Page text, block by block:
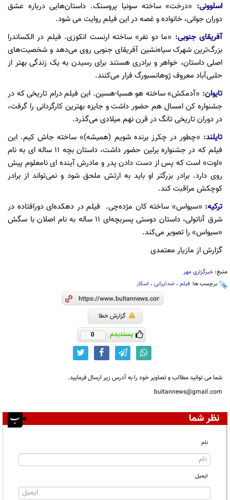
اسلوونی: «درخت» ساخته سونیا پروسنک. داستان‌هایی درباره عشق
دوران جوانی، خانواده و غصه در این فیلم روایت می شود.
آفریقای جنوبی: «ما دو نفر» ساخته ارنست انکوزی. فیلم در الکساندرا
بزرگ‌ترین شهرک سیاه‌نشین آفریقای جنوبی روی می‌دهد و شخصیت‌های
اصلی داستان، خواهر و برادری هستند برای رسیدن به یک زندگی بهتر از
حلبی‌آباد معروف ژوهانسبورگ فرار می‌کنند.
تایوان: «آدمکش» ساخته هو هسیا-هسین. این فیلم درام تاریخی که در
جشنواره کن امسال هم حضور داشت و جایزه بهترین کارگردانی را گرفت،
در دوران تاریخی تانگ در قرن نهم میلادی می‌گذرد.
تایلند: «چطور در چکرز برنده شویم (همیشه)» ساخته جاش کیم. این
فیلم که در جشنواره برلین حضور داشت، داستان بچه ۱۱ ساله ای به نام
«اوت» است که پس از دست دادن پدر و مادرش آینده ای نامعلوم پیش
روی دارد. برادر بزرگتر او باید به ارتش ملحق شود و نمی‌تواند از برادر
کوچکش مراقبت کند.
ترکیه: «سیواس» ساخته کان مژده‌چی. فیلم در دهکده‌ای دورافتاده در
شرق آناتولی، داستان دوستی پسربچه‌ای ۱۱ ساله به نام اصلان با سگش
«سیواس» را تصویر می‌کند.
گزارش از مازیار معتمدی
منبع: خبرگزاری مهر
برچسب ها: فیلم ، ضدایرانی ، اسکار
گزارش خطا
پسندیدم 0
شما می توانید مطالب و تصاویر خود را به آدرس زیر ارسال فرمایید.
bultannews@gmail.com
نظر شما
نام
ایمیل